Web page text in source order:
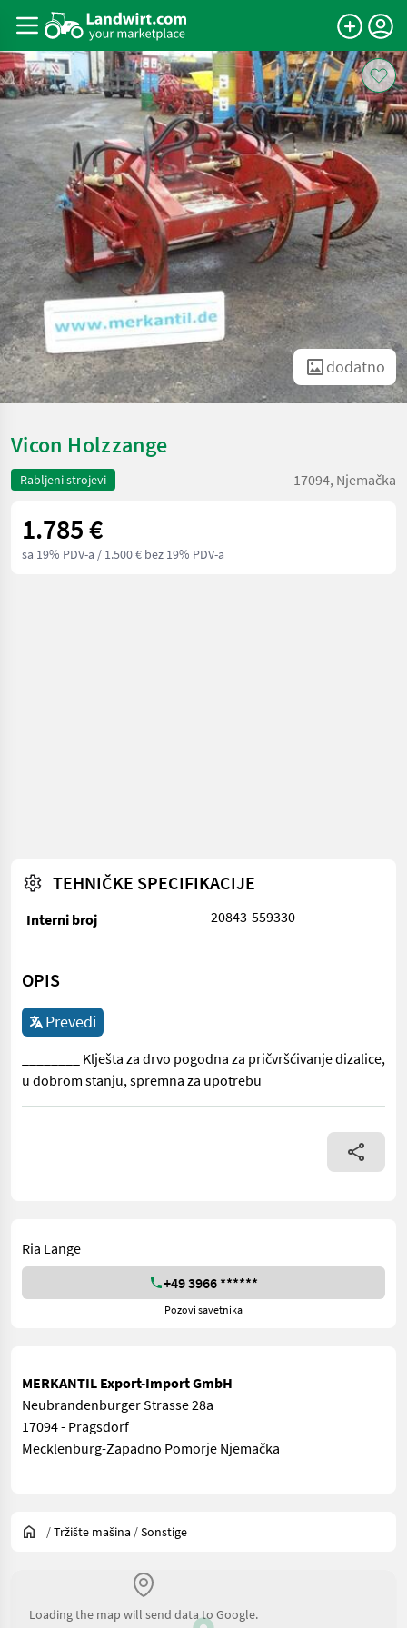
dodatno
Vicon Holzzange
Rabljeni strojevi 17094, Njemačka
1.785 €
sa 19% PDV-a / 1.500 € bez 19% PDV-a
TEHNIČKE SPECIFIKACIJE
Interni broj 20843-559330
OPIS
Prevedi
________ Klješta za drvo pogodna za pričvršćivanje dizalice,
u dobrom stanju, spremna za upotrebu
________ Klješta za drvo pogodna za pričvršćivanje dizalice,
Ria Lange
+49 3966 ******
Pozovi savetnika
MERKANTIL Export-Import GmbH
Neubrandenburger Strasse 28a
17094 - Pragsdorf
Mecklenburg-Zapadno Pomorje Njemačka
/Tržište mašina /Sonstige
Loading the map will send data to Google.